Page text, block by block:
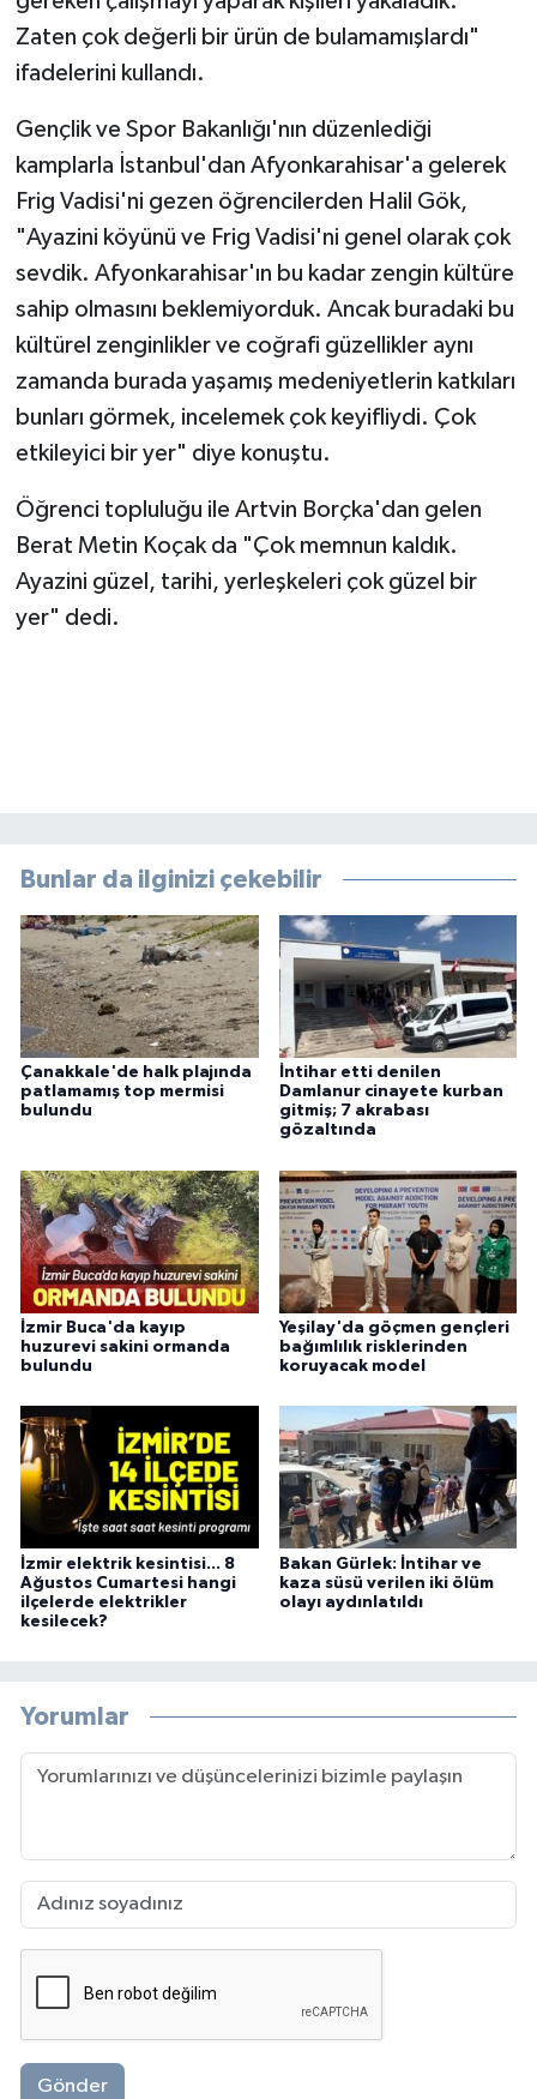
Zaten çok değerli bir ürün de bulamamışlardı"
ifadelerini kullandı.
Gençlik ve Spor Bakanlığı'nın düzenlediği
kamplarla İstanbul'dan Afyonkarahisar'a gelerek
Frig Vadisi'ni gezen öğrencilerden Halil Gök,
"Ayazini köyünü ve Frig Vadisi'ni genel olarak çok
sevdik. Afyonkarahisar'ın bu kadar zengin kültüre
sahip olmasını beklemiyorduk. Ancak buradaki bu
kültürel zenginlikler ve coğrafi güzellikler aynı
zamanda burada yaşamış medeniyetlerin katkıları
bunları görmek, incelemek çok keyifliydi. Çok
etkileyici bir yer" diye konuştu.
Öğrenci topluluğu ile Artvin Borçka'dan gelen
Berat Metin Koçak da "Çok memnun kaldık.
Ayazini güzel, tarihi, yerleşkeleri çok güzel bir
yer" dedi.
Bunlar da ilginizi çekebilir
Çanakkale'de halk plajında
patlamamış top mermisi
bulundu
İntihar etti denilen
Damlanur cinayete kurban
gitmiş; 7 akrabası
gözaltında
İzmir Buca'da kayıp
huzurevi sakini ormanda
bulundu
Yeşilay'da göçmen gençleri
bağımlılık risklerinden
koruyacak model
İzmir elektrik kesintisi... 8
Ağustos Cumartesi hangi
ilçelerde elektrikler
kesilecek?
Bakan Gürlek: İntihar ve
kaza süsü verilen iki ölüm
olayı aydınlatıldı
Yorumlar
Gönder